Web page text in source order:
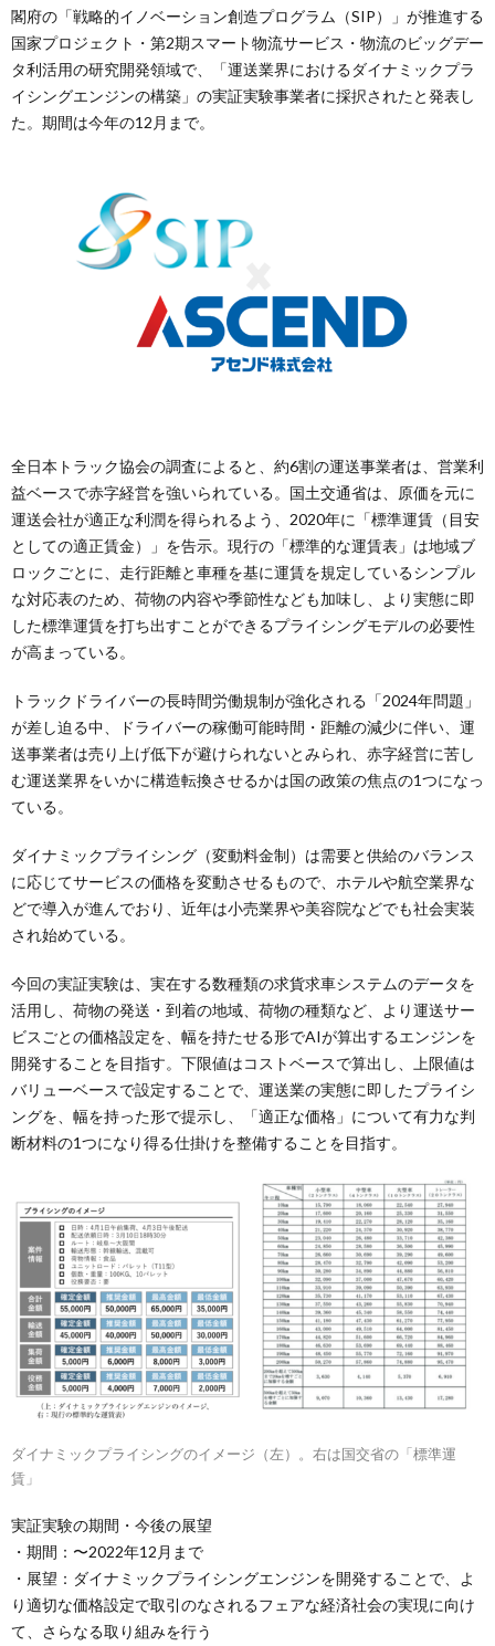
閣府の「戦略的イノベーション創造プログラム（SIP）」が推進する
国家プロジェクト・第2期スマート物流サービス・物流のビッグデー
タ利活用の研究開発領域で、「運送業界におけるダイナミックプラ
イシングエンジンの構築」の実証実験事業者に採択されたと発表し
た。期間は今年の12月まで。
全日本トラック協会の調査によると、約6割の運送事業者は、営業利
益ベースで赤字経営を強いられている。国土交通省は、原価を元に
運送会社が適正な利潤を得られるよう、2020年に「標準運賃（目安
としての適正賃金）」を告示。現行の「標準的な運賃表」は地域ブ
ロックごとに、走行距離と車種を基に運賃を規定しているシンプル
な対応表のため、荷物の内容や季節性なども加味し、より実態に即
した標準運賃を打ち出すことができるプライシングモデルの必要性
が高まっている。
トラックドライバーの長時間労働規制が強化される「2024年問題」
が差し迫る中、ドライバーの稼働可能時間・距離の減少に伴い、運
送事業者は売り上げ低下が避けられないとみられ、赤字経営に苦し
む運送業界をいかに構造転換させるかは国の政策の焦点の1つになっ
ている。
ダイナミックプライシング（変動料金制）は需要と供給のバランス
に応じてサービスの価格を変動させるもので、ホテルや航空業界な
どで導入が進んでおり、近年は小売業界や美容院などでも社会実装
され始めている。
今回の実証実験は、実在する数種類の求貨求車システムのデータを
活用し、荷物の発送・到着の地域、荷物の種類など、より運送サー
ビスごとの価格設定を、幅を持たせる形でAIが算出するエンジンを
開発することを目指す。下限値はコストベースで算出し、上限値は
バリューベースで設定することで、運送業の実態に即したプライシ
ングを、幅を持った形で提示し、「適正な価格」について有力な判
断材料の1つになり得る仕掛けを整備することを目指す。
ダイナミックプライシングのイメージ（左）。右は国交省の「標準運
賃」
実証実験の期間・今後の展望
・期間：〜2022年12月まで
・展望：ダイナミックプライシングエンジンを開発することで、よ
り適切な価格設定で取引のなされるフェアな経済社会の実現に向け
て、さらなる取り組みを行う